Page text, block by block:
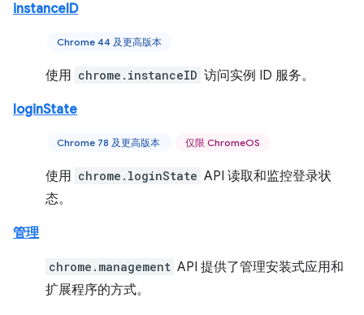
instanceID
Chrome 44 及更高版本
使用 chrome.instanceID 访问实例 ID 服务。
loginState
Chrome 78 及更高版本 仅限 ChromeOS
使用 chrome.loginState API 读取和监控登录状
态。
管理
chrome.management API 提供了管理安装式应用和
扩展程序的方式。